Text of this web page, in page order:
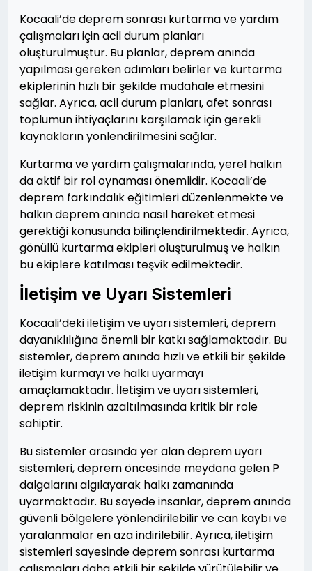
Kocaali’de deprem sonrası kurtarma ve yardım
çalışmaları için acil durum planları
oluşturulmuştur. Bu planlar, deprem anında
yapılması gereken adımları belirler ve kurtarma
ekiplerinin hızlı bir şekilde müdahale etmesini
sağlar. Ayrıca, acil durum planları, afet sonrası
toplumun ihtiyaçlarını karşılamak için gerekli
kaynakların yönlendirilmesini sağlar.
Kurtarma ve yardım çalışmalarında, yerel halkın
da aktif bir rol oynaması önemlidir. Kocaali’de
deprem farkındalık eğitimleri düzenlenmekte ve
halkın deprem anında nasıl hareket etmesi
gerektiği konusunda bilinçlendirilmektedir. Ayrıca,
gönüllü kurtarma ekipleri oluşturulmuş ve halkın
bu ekiplere katılması teşvik edilmektedir.
İletişim ve Uyarı Sistemleri
Kocaali’deki iletişim ve uyarı sistemleri, deprem
dayanıklılığına önemli bir katkı sağlamaktadır. Bu
sistemler, deprem anında hızlı ve etkili bir şekilde
iletişim kurmayı ve halkı uyarmayı
amaçlamaktadır. İletişim ve uyarı sistemleri,
deprem riskinin azaltılmasında kritik bir role
sahiptir.
Bu sistemler arasında yer alan deprem uyarı
sistemleri, deprem öncesinde meydana gelen P
dalgalarını algılayarak halkı zamanında
uyarmaktadır. Bu sayede insanlar, deprem anında
güvenli bölgelere yönlendirilebilir ve can kaybı ve
yaralanmalar en aza indirilebilir. Ayrıca, iletişim
sistemleri sayesinde deprem sonrası kurtarma